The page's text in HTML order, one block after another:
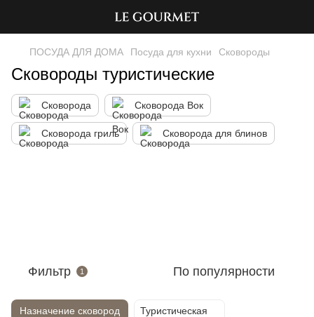
ПОСУДА ДЛЯ ДОМА Посуда для кухни Сковороды
Сковороды туристические
Сковорода Сковорода Вок
Сковорода гриль Сковорода для блинов
Фильтр 1 По популярности
Назначение сковород Туристическая